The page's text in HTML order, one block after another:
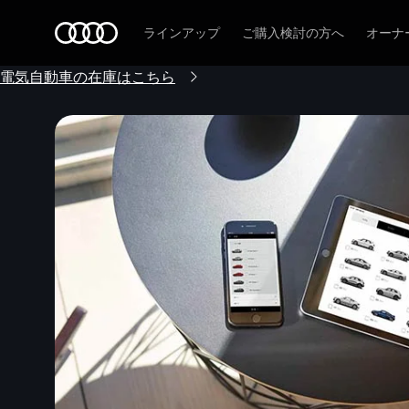
ラインアップ ご購入検討の方へ オーナ
電気自動車の在庫はこちら